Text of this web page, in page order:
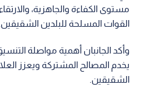
مستوى الكفاءة والجاهزية،
القوات المسلحة للبلدين الشقيقين.
وأكد الجانبان أهمية مواصلة
يخدم المصالح المشتركة ويعزز
الشقيقين.